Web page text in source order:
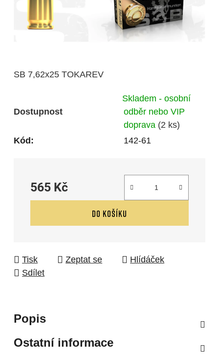
SB 7,62x25 TOKAREV
Dostupnost
Skladem - osobní
odběr nebo VIP
doprava (2 ks)
Kód:
142-61
565 Kč
Měrná cena:
DO KOŠÍKU
Tisk Zeptat se
Hlídáček
Sdílet
Popis
Ostatní informace